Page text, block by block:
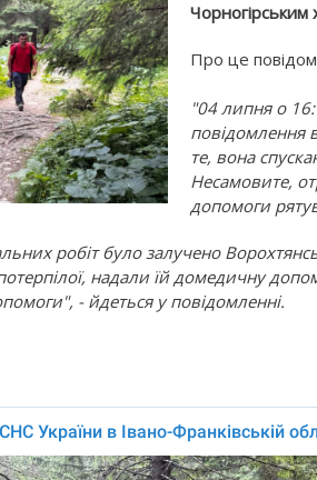
Чорногірським
Про це
"04 липня о
повідомлення
те, вона
Несамовите,
допомоги
робіт було залучено
надали їй домедичну
- йдеться у повідомленні.